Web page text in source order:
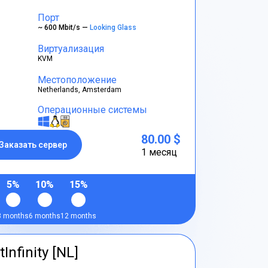
Порт
~ 600 Mbit/s —Looking Glass
Виртуализация
KVM
Местоположение
Netherlands, Amsterdam
Операционные системы
сервер 80.00 $
1 месяц
5%
months
10%
6 months
15%
12 months
[NL]